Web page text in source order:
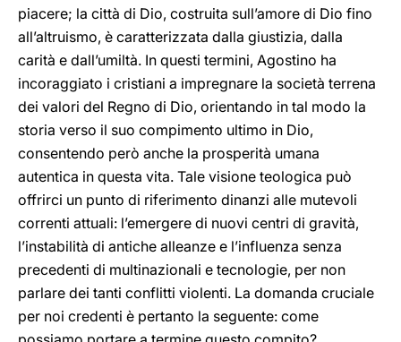
piacere; la città di Dio, costruita sull’amore di Dio fino
all’altruismo, è caratterizzata dalla giustizia, dalla
carità e dall’umiltà. In questi termini, Agostino ha
incoraggiato i cristiani a impregnare la società terrena
dei valori del Regno di Dio, orientando in tal modo la
storia verso il suo compimento ultimo in Dio,
consentendo però anche la prosperità umana
autentica in questa vita. Tale visione teologica può
offrirci un punto di riferimento dinanzi alle mutevoli
correnti attuali: l’emergere di nuovi centri di gravità,
l’instabilità di antiche alleanze e l’influenza senza
precedenti di multinazionali e tecnologie, per non
parlare dei tanti conflitti violenti. La domanda cruciale
per noi credenti è pertanto la seguente: come